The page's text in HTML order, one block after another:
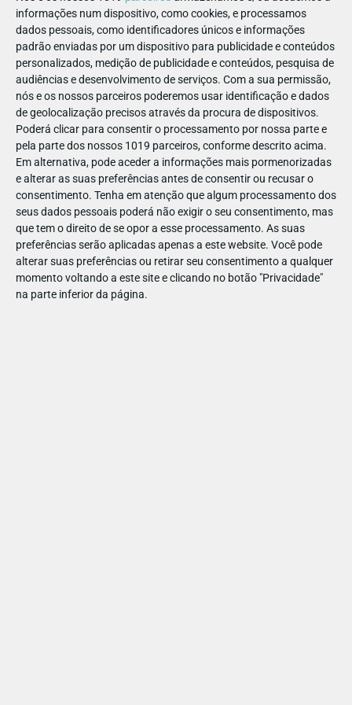
informações num dispositivo, como cookies, e processamos
dados pessoais, como identificadores únicos e informações
padrão enviadas por um dispositivo para publicidade e conteúdos
personalizados, medição de publicidade e conteúdos, pesquisa de
audiências e desenvolvimento de serviços. Com a sua permissão,
nós e os nossos parceiros poderemos usar identificação e dados
de geolocalização precisos através da procura de dispositivos.
Poderá clicar para consentir o processamento por nossa parte e
pela parte dos nossos 1019 parceiros, conforme descrito acima.
Em alternativa, pode aceder a informações mais pormenorizadas
e alterar as suas preferências antes de consentir ou recusar o
consentimento. Tenha em atenção que algum processamento dos
seus dados pessoais poderá não exigir o seu consentimento, mas
que tem o direito de se opor a esse processamento. As suas
preferências serão aplicadas apenas a este website. Você pode
alterar suas preferências ou retirar seu consentimento a qualquer
momento voltando a este site e clicando no botão "Privacidade"
na parte inferior da página.
intemporal e promete deixar toda a família colada ao grande
ecrã.
3. Realização com selo de ouro (e de
Óscar!)
A liderar as operações na cadeira de realizador está Andrew
Stanton, um mestre da Pixar vencedor do Óscar®
(responsável por clássicos comoÀ Procura de NemoeWALL-
), desta vez co-realizado por Kenna Harris e produzido por
Lindsey Collins. Esta narrativa promete ser inteligente,
visualmente deslumbrante e com o ritmo perfeito.
4. A banda sonora perfeita
O que seria de um filme desta saga sem a música que nos faz